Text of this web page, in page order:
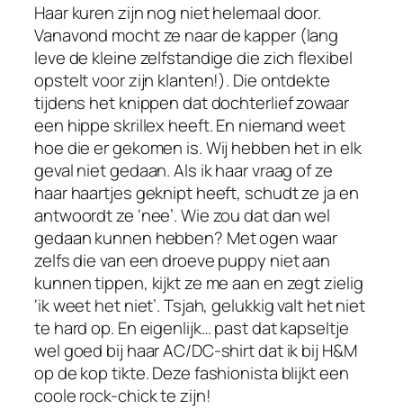
Haar kuren zijn nog niet helemaal door.
Vanavond mocht ze naar de kapper (lang
leve de kleine zelfstandige die zich flexibel
opstelt voor zijn klanten!). Die ontdekte
tijdens het knippen dat dochterlief zowaar
een hippe skrillex heeft. En niemand weet
hoe die er gekomen is. Wij hebben het in elk
geval niet gedaan. Als ik haar vraag of ze
haar haartjes geknipt heeft, schudt ze ja en
antwoordt ze ‘nee’. Wie zou dat dan wel
gedaan kunnen hebben? Met ogen waar
zelfs die van een droeve puppy niet aan
kunnen tippen, kijkt ze me aan en zegt zielig
‘ik weet het niet’. Tsjah, gelukkig valt het niet
te hard op. En eigenlijk… past dat kapseltje
wel goed bij haar AC/DC-shirt dat ik bij H&M
op de kop tikte. Deze fashionista blijkt een
coole rock-chick te zijn!